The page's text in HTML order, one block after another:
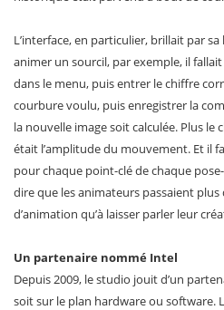
L’interface, en particulier, brillait par
animer un sourcil, par exemple, il
dans le menu, puis entrer le chiffre
courbure voulu, puis enregistrer la
la nouvelle image soit calculée. Plus le
était l’amplitude du mouvement. Et il
pour chaque point-clé de chaque
dire que les animateurs passaient
d’animation qu’à laisser parler leur
Un partenaire nommé Intel
Depuis 2009, le studio jouit d’un
soit sur le plan hardware ou software.